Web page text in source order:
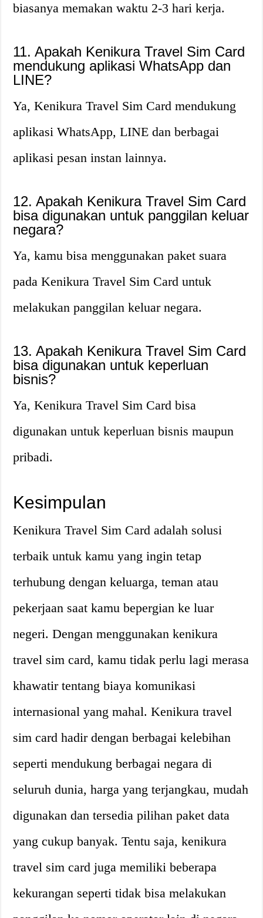
biasanya memakan waktu 2-3 hari kerja.
11. Apakah Kenikura Travel Sim Card
mendukung aplikasi WhatsApp dan
LINE?
Ya, Kenikura Travel Sim Card mendukung
aplikasi WhatsApp, LINE dan berbagai
aplikasi pesan instan lainnya.
12. Apakah Kenikura Travel Sim Card
bisa digunakan untuk panggilan keluar
negara?
Ya, kamu bisa menggunakan paket suara
pada Kenikura Travel Sim Card untuk
melakukan panggilan keluar negara.
13. Apakah Kenikura Travel Sim Card
bisa digunakan untuk keperluan
bisnis?
Ya, Kenikura Travel Sim Card bisa
digunakan untuk keperluan bisnis maupun
pribadi.
Kesimpulan
Kenikura Travel Sim Card adalah solusi
terbaik untuk kamu yang ingin tetap
terhubung dengan keluarga, teman atau
pekerjaan saat kamu bepergian ke luar
negeri. Dengan menggunakan kenikura
travel sim card, kamu tidak perlu lagi merasa
khawatir tentang biaya komunikasi
internasional yang mahal. Kenikura travel
sim card hadir dengan berbagai kelebihan
seperti mendukung berbagai negara di
seluruh dunia, harga yang terjangkau, mudah
digunakan dan tersedia pilihan paket data
yang cukup banyak. Tentu saja, kenikura
travel sim card juga memiliki beberapa
kekurangan seperti tidak bisa melakukan